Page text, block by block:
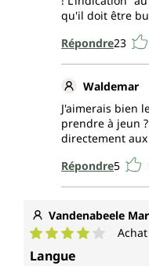
qu'il doit être
Répondre23
Waldemar
J'aimerais bien
prendre à jeun
directement
Répondre5
Vandenabeele
Note moyenne de 4
Langue